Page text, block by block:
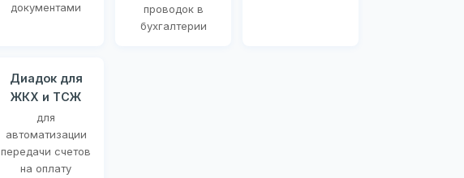
документами
проводок в
бухгалтерии
Диадок для
ЖКХ и ТСЖ
для
автоматизации
передачи счетов
на оплату